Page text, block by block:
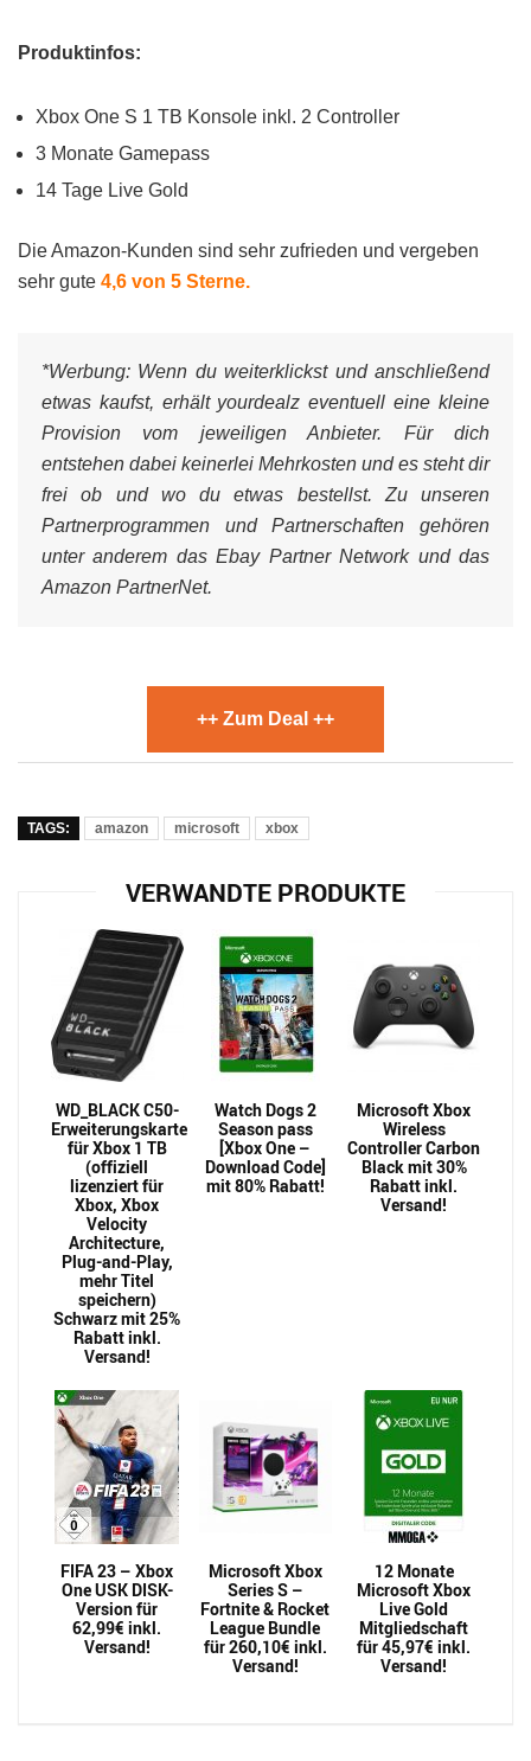
Produktinfos:
Xbox One S 1 TB Konsole inkl. 2 Controller
3 Monate Gamepass
14 Tage Live Gold
Die Amazon-Kunden sind sehr zufrieden und vergeben
sehr gute 4,6 von 5 Sterne.
*Werbung: Wenn du weiterklickst und anschließend
etwas kaufst, erhält yourdealz eventuell eine kleine
Provision vom jeweiligen Anbieter. Für dich
entstehen dabei keinerlei Mehrkosten und es steht dir
frei ob und wo du etwas bestellst. Zu unseren
Partnerprogrammen und Partnerschaften gehören
unter anderem das Ebay Partner Network und das
Amazon PartnerNet.
++ Zum Deal ++
TAGS: amazon microsoft xbox
VERWANDTE PRODUKTE
WD_BLACK C50-
Erweiterungskarte
für Xbox 1 TB
(offiziell
lizenziert für
Xbox, Xbox
Velocity
Architecture,
Plug-and-Play,
mehr Titel
speichern)
Schwarz mit 25%
Rabatt inkl.
Versand!
Watch Dogs 2
Season pass
[Xbox One –
Download Code]
mit 80% Rabatt!
Microsoft Xbox
Wireless
Controller Carbon
Black mit 30%
Rabatt inkl.
Versand!
FIFA 23 – Xbox
One USK DISK-
Version für
62,99€ inkl.
Versand!
Microsoft Xbox
Series S –
Fortnite & Rocket
League Bundle
für 260,10€ inkl.
Versand!
12 Monate
Microsoft Xbox
Live Gold
Mitgliedschaft
für 45,97€ inkl.
Versand!